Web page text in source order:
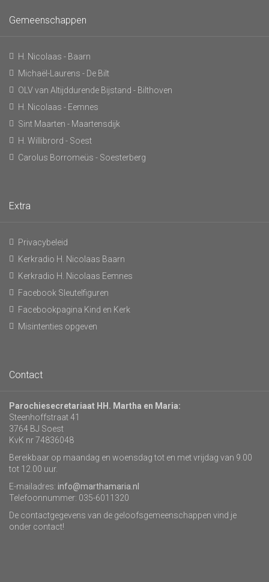
Gemeenschappen
H. Nicolaas - Baarn
Michaël-Laurens - De Bilt
OLV van Altijddurende Bijstand - Bilthoven
H. Nicolaas - Eemnes
Sint Maarten - Maartensdijk
H. Willibrord - Soest
Carolus Borromeüs - Soesterberg
Extra
Privacybeleid
Kerkradio H. Nicolaas Baarn
Kerkradio H. Nicolaas Eemnes
Facebook Sleutelfiguren
Facebookpagina Kind en Kerk
Misintenties opgeven
Contact
Parochiesecretariaat HH. Martha en Maria:
Steenhoffstraat 41
3764 BJ Soest
KvK nr 74836048
Bereikbaar op maandag en woensdag tot en met vrijdag van 9.00
tot 12.00 uur.
E-mailadres: info@marthamaria.nl
Telefoonnummer: 035-6011320
De contactgegevens van de geloofsgemeenschappen vind je
onder contact!